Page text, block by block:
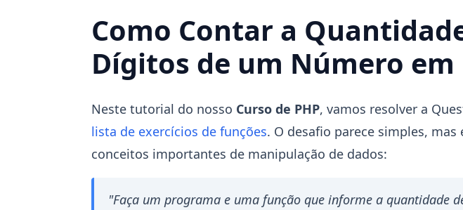
Como Contar a
Dígitos de um Número em
Neste tutorial do nosso Curso de PHP, vamos resolver a
lista de exercícios de funções. O desafio parece simples, mas
conceitos importantes de manipulação de dados:
"Faça um programa e uma função que informe a quantidade